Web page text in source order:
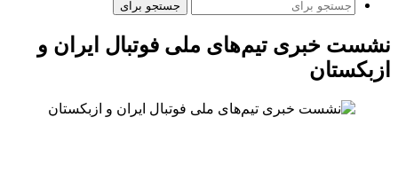
جستجو برای
نشست خبری تیم‌های ملی فوتبال ایران و
ازبکستان